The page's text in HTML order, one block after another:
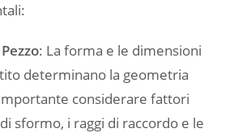
: La forma e le dimensioni
determinano la geometria
considerare fattori
sformo, i raggi di raccordo e le